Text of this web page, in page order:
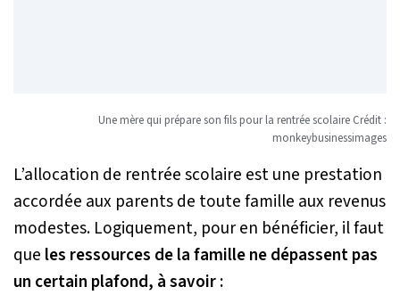
Une mère qui prépare son fils pour la rentrée scolaire Crédit :
monkeybusinessimages
L’allocation de rentrée scolaire est une prestation
accordée aux parents de toute famille aux revenus
modestes. Logiquement, pour en bénéficier, il faut
que les ressources de la famille ne dépassent pas
un certain plafond, à savoir :